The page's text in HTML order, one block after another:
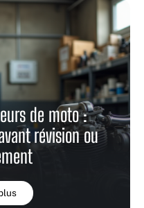
de moto :
révision ou